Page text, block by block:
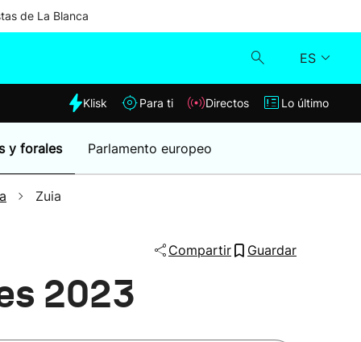
de La Blanca
ES
Klisk
Lo último
Klisk Para ti Directos Lo último
y forales Parlamento europeo
Zuia
Compartir Guardar
2023